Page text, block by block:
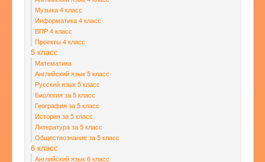
Музыка 4 класс
Информатика 4 класс
ВПР 4 класс
Проекты 4 класс
5 класс
Математика
Английский язык 5 класс
Русский язык 5 класс
Биология за 5 класс
География за 5 класс
История за 5 класс
Литература за 5 класс
Обществознание за 5 класс
6 класс
Английский язык 6 класс